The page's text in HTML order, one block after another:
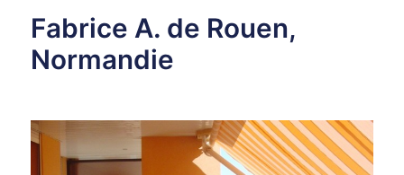
NOTRE
CONTACT
Fabrice A. de Rouen,
Normandie